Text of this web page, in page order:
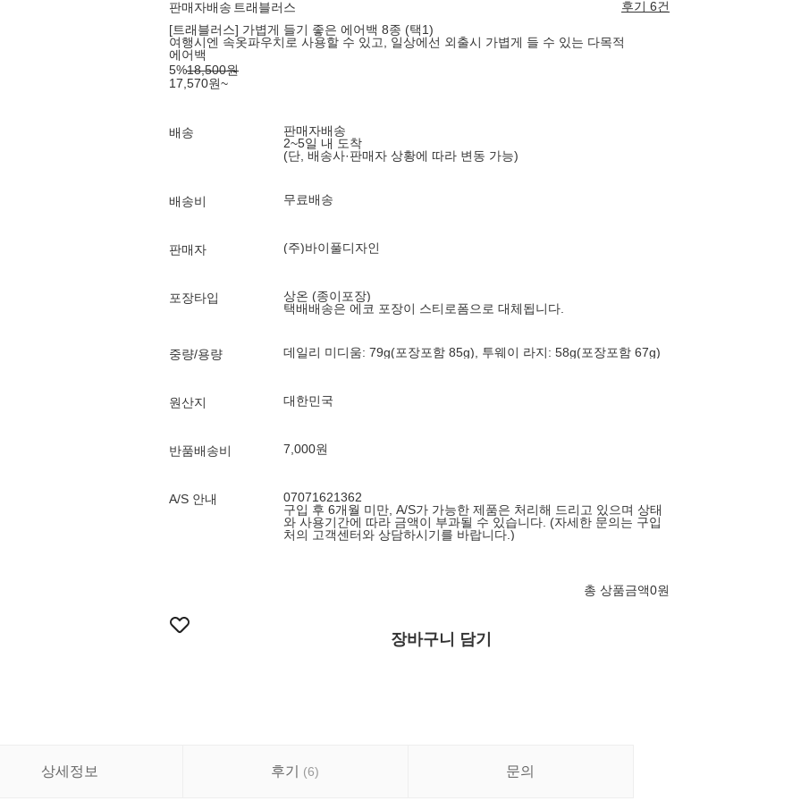
판매자배송 트래블러스
후기 6건
[트래블러스] 가볍게 들기 좋은 에어백 8종 (택1)
여행시엔 속옷파우치로 사용할 수 있고, 일상에선 외출시 가볍게 들 수 있는 다목적
에어백
5%18,500원
17,570원~
배송
판매자배송
2~5일 내 도착
(단, 배송사·판매자 상황에 따라 변동 가능)
배송비 무료배송
판매자 (주)바이풀디자인
포장타입
상온 (종이포장)
택배배송은 에코 포장이 스티로폼으로 대체됩니다.
중량/용량 데일리 미디움: 79g(포장포함 85g), 투웨이 라지: 58g(포장포함 67g)
원산지 대한민국
반품배송비 7,000원
A/S 안내
07071621362
구입 후 6개월 미만, A/S가 가능한 제품은 처리해 드리고 있으며 상태
와 사용기간에 따라 금액이 부과될 수 있습니다. (자세한 문의는 구입
처의 고객센터와 상담하시기를 바랍니다.)
총 상품금액0원
장바구니 담기
상세정보 후기 (6) 문의